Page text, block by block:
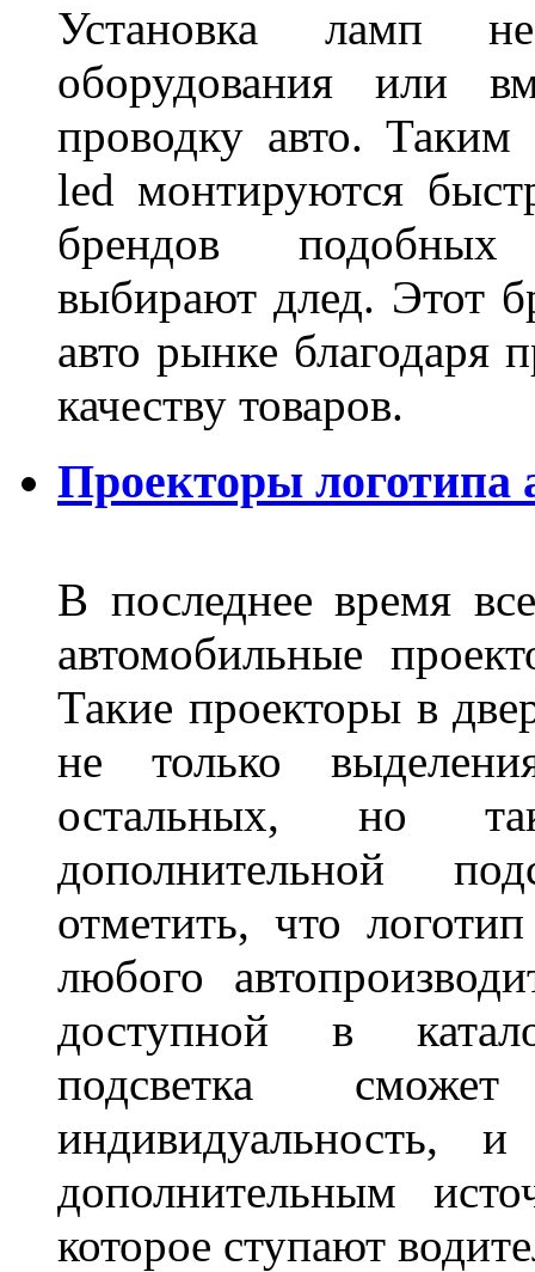
Установка ламп не
оборудования или
проводку авто.
led монтируются
брендов подобных
выбирают длед. Этот
авто рынке
качеству товаров.
Проекторы логотипа
В последнее время
автомобильные
Такие проекторы в
не только
остальных, но
дополнительной
отметить, что
любого
доступной в
подсветка
индивидуальность,
дополнительным
которое ступают